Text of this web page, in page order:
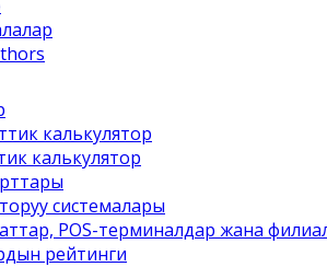
калькулятор
калькулятор
системалары
POS-терминалдар жана
рейтинги